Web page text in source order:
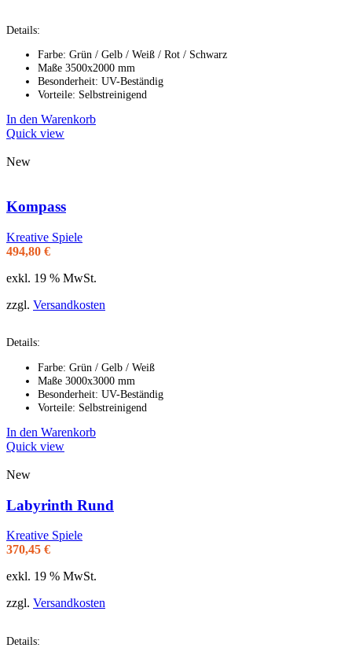
Details:
Farbe: Grün / Gelb / Weiß / Rot / Schwarz
Maße 3500x2000 mm
Besonderheit: UV-Beständig
Vorteile: Selbstreinigend
In den Warenkorb
Quick view
New
Kompass
Kreative Spiele
494,80 €
exkl. 19 % MwSt.
zzgl. Versandkosten
Details:
Farbe: Grün / Gelb / Weiß
Maße 3000x3000 mm
Besonderheit: UV-Beständig
Vorteile: Selbstreinigend
In den Warenkorb
Quick view
New
Labyrinth Rund
Kreative Spiele
370,45 €
exkl. 19 % MwSt.
zzgl. Versandkosten
Details: